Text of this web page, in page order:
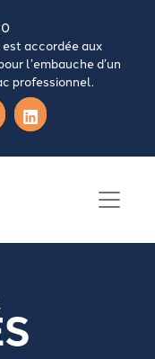
est accordée aux
l’embauche d’un
professionnel.